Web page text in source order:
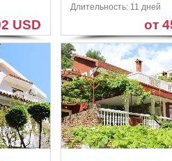
USD
Длительность: 11 дней
от